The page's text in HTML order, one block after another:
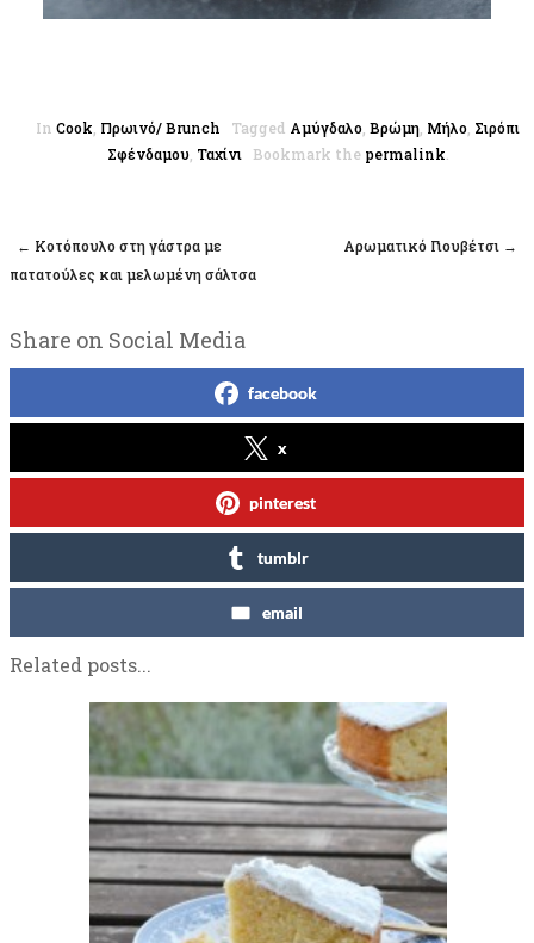
In Cook Πρωινό/ Brunch Tagged Αμύγδαλο Βρώμη Μήλο Σιρόπι
Σφένδαμου, ΤαχίνιBookmark the permalink
Post navigation
← Κοτόπουλο στη γάστρα με
πατατούλες και μελωμένη σάλτσα
Αρωματικό Γιουβέτσι →
Share on Social Media
facebook
x
pinterest
tumblr
email
Related posts...